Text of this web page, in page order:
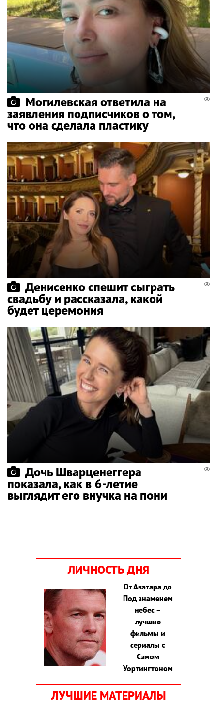
Могилевская ответила на
заявления подписчиков о том,
что она сделала пластику
Денисенко спешит сыграть
свадьбу и рассказала, какой
будет церемония
Дочь Шварценеггера
показала, как в 6-летие
выглядит его внучка на пони
ЛИЧНОСТЬ ДНЯ
От Аватара до
Под знаменем
небес –
лучшие
фильмы и
сериалы с
Сэмом
Уортингтоном
ЛУЧШИЕ МАТЕРИАЛЫ